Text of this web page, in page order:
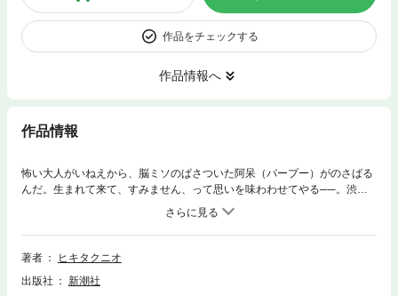
作品をチェックする
作品情報へ
作品情報
怖い大人がいねえから、脳ミソのぱさついた阿呆（パープー）がのさばる
んだ。生まれて来て、すみません、って思いを味わわせてやる──。渋谷
に若きナショナリストの結社が誕生した。その名はネオ・トージョー。薄
っぺらな思想ととめどない衝動に駆られ、“掃除”を繰り返していた彼ら
は、筋者（ヤクザ）の仕掛けた罠にはまっていた。『時計じかけのオレン
ジ』の冷笑も凍りつく、ヒップなバイオレンス小説。窪塚洋介主演の映画
著者
ヒキタクニオ
出版社
新潮社